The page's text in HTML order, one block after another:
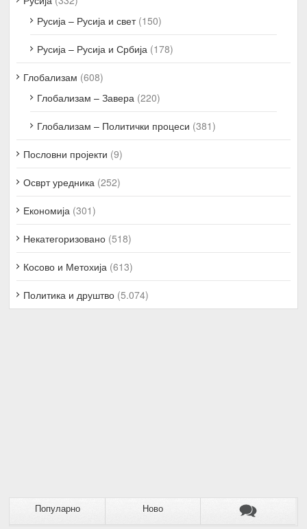
Русија – Русија и свет(150)
Русија – Русија и Србија (178)
Глобализам (608)
Глобализам – Завера (220)
Глобализам – Политички процеси (381)
Пословни пројекти (9)
Осврт уредника (252)
Економија (301)
Некатегоризовано (518)
Косово и Метохија (613)
Политика и друштво (5.074)
Популарно Ново